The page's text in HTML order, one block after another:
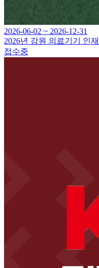
2026-06-02 ~ 2026-12-31
2026년 강원 의료기기 인
접수중